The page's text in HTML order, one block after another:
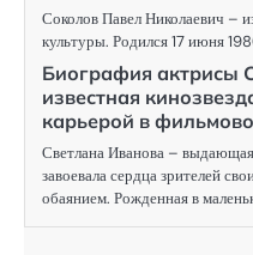
Соколов Павел Николаевич –
культуры. Родился 17 июня
Биография актрисы
известная
карьерой в
Светлана Иванова –
завоевала сердца зрителей
обаянием. Рожденная в